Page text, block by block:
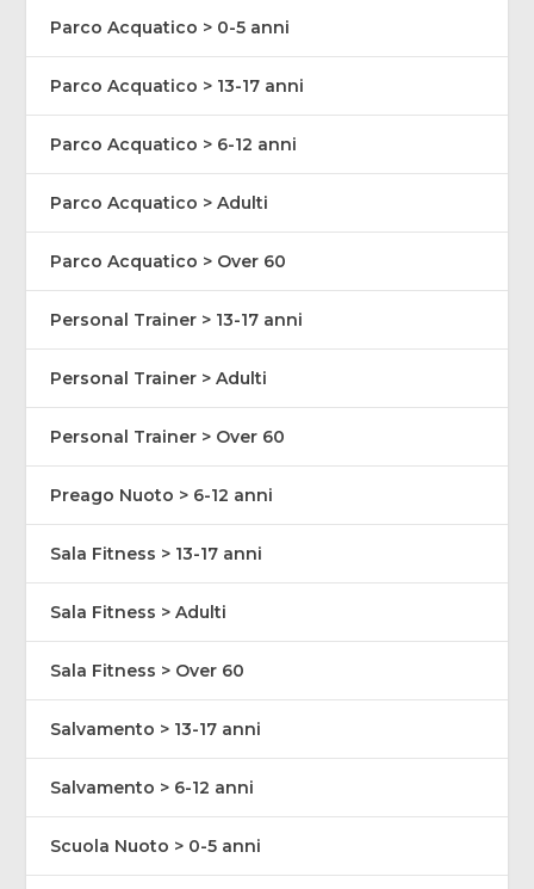
Parco Acquatico > 0-5 anni
Parco Acquatico > 13-17 anni
Parco Acquatico > 6-12 anni
Parco Acquatico > Adulti
Parco Acquatico > Over 60
Personal Trainer > 13-17 anni
Personal Trainer > Adulti
Personal Trainer > Over 60
Preago Nuoto > 6-12 anni
Sala Fitness > 13-17 anni
Sala Fitness > Adulti
Sala Fitness > Over 60
Salvamento > 13-17 anni
Salvamento > 6-12 anni
Scuola Nuoto > 0-5 anni